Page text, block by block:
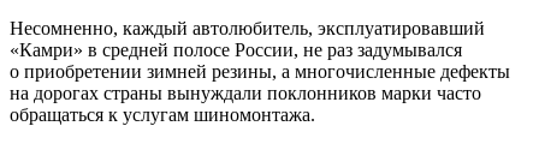
Несомненно, каждый автолюбитель, эксплуатировавший
«Камри» в средней полосе России, не раз задумывался
о приобретении зимней резины, а многочисленные дефекты
на дорогах страны вынуждали поклонников марки часто
обращаться к услугам шиномонтажа.